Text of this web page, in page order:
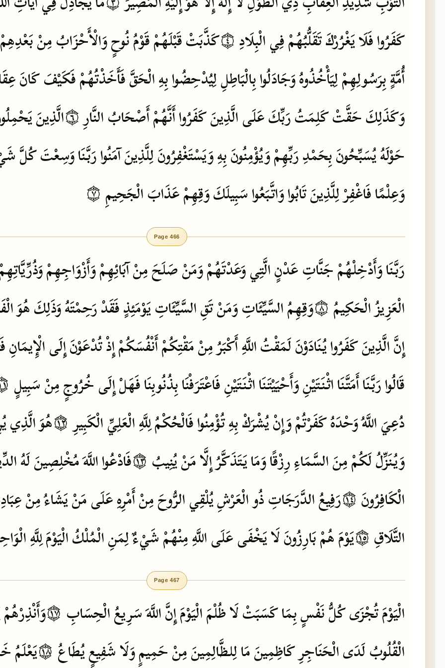
كَفَرُوافَلَايَغْرُرْكَتَقَلُّبُهُمْفِيالْبِلَادِ۝٤كَذَّبَتْقَبْلَهُمْقَوْمُنُوحٍوَالْأَحْزَابُمِنْبَعْدِهِمْ
أُمَّةٍبِرَسُولِهِمْلِيَأْخُذُوهُوَجَادَلُوابِالْبَاطِلِلِيُدْحِضُوابِهِالْحَقَّفَأَخَذْتُهُمْفَكَيْفَكَانَ
وَكَذَلِكَحَقَّتْكَلِمَتُرَبِّكَعَلَىالَّذِينَكَفَرُواأَنَّهُمْأَصْحَابُالنَّارِ۝٦الَّذِينَ
حَوْلَهُيُسَبِّحُونَبِحَمْدِرَبِّهِمْوَيُؤْمِنُونَبِهِوَيَسْتَغْفِرُونَلِلَّذِينَآمَنُوارَبَّنَاوَسِعْتَكُلَّ
وَعِلْمًافَاغْفِرْلِلَّذِينَتَابُواوَاتَّبَعُواسَبِيلَكَوَقِهِمْعَذَابَالْجَحِيمِ ۝٧
Page 466
رَبَّنَاوَأَدْخِلْهُمْجَنَّاتِعَدْنٍالَّتِيوَعَدْتَهُمْوَمَنْصَلَحَمِنْآبَائِهِمْوَأَزْوَاجِهِمْ
الْعَزِيزُالْحَكِيمُ ۝٨وَقِهِمُالسَّيِّئَاتِوَمَنْتَقِالسَّيِّئَاتِيَوْمَئِذٍفَقَدْرَحِمْتَهُوَذَلِكَهُوَ
إِنَّالَّذِينَكَفَرُوايُنَادَوْنَلَمَقْتُاللَّهِأَكْبَرُمِنْمَقْتِكُمْأَنْفُسَكُمْإِذْتُدْعَوْنَإِلَىالْإِيمَانِ
قَالُوارَبَّنَاأَمَتَّنَااثْنَتَيْنِوَأَحْيَيْتَنَااثْنَتَيْنِفَاعْتَرَفْنَابِذُنُوبِنَافَهَلْإِلَىخُرُوجٍمِنْسَبِيلٍ
دُعِيَاللَّهُوَحْدَهُكَفَرْتُمْوَإِنْيُشْرَكْبِهِتُؤْمِنُوافَالْحُكْمُلِلَّهِالْعَلِيِّالْكَبِيرِ ۝١٢هُوَالَّذِي
وَيُنَزِّلُلَكُمْمِنَالسَّمَاءِرِزْقًاوَمَايَتَذَكَّرُإِلَّامَنْيُنِيبُ ۝١٣فَادْعُوااللَّهَمُخْلِصِينَلَهُ
الْكَافِرُونَ ۝١٤رَفِيعُالدَّرَجَاتِذُوالْعَرْشِيُلْقِيالرُّوحَمِنْأَمْرِهِعَلَىمَنْيَشَاءُمِنْ
التَّلَاقِ ۝١٥يَوْمَهُمْبَارِزُونَلَايَخْفَىعَلَىاللَّهِمِنْهُمْشَيْءٌلِمَنِالْمُلْكُالْيَوْمَلِلَّهِ
Page 467
الْيَوْمَتُجْزَىكُلُّنَفْسٍبِمَاكَسَبَتْلَاظُلْمَالْيَوْمَإِنَّاللَّهَسَرِيعُالْحِسَابِ ۝١٧وَأَنْذِرْهُمْ
الْقُلُوبُلَدَىالْحَنَاجِرِكَاظِمِينَمَالِلظَّالِمِينَمِنْحَمِيمٍوَلَاشَفِيعٍيُطَاعُ ۝١٨يَعْلَمُ